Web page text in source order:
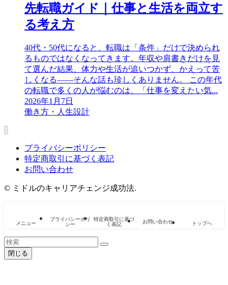
先転職ガイド｜仕事と生活を両立す
る考え方
40代・50代になると、転職は「条件」だけで決められ
るものではなくなってきます。年収や肩書きだけを見
て選んだ結果、体力や生活が追いつかず、かえって苦
しくなる——そんな話も珍しくありません。 この年代
の転職で多くの人が悩むのは、「仕事を変えたい気...
2026年1月7日
働き方・人生設計
1
プライバシーポリシー
特定商取引に基づく表記
お問い合わせ
© ミドルのキャリアチェンジ成功法.
メニュー
プライバシーポリ
シー
特定商取引に基づ
く表記
お問い合わせ トップへ
閉じる